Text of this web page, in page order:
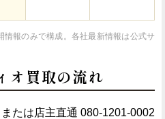
報のみで構成。各社最新情報は公式サ
オ買取の流れ
たは店主直通 080-1201-0002